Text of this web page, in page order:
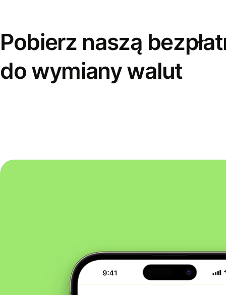
Pobierz naszą
do wymiany walut